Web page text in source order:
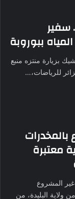
سفير
ببوروبة
بزيارة منتزه منبع
للرياضات،…
معتبرة
المشروع
ولاية البليدة، من